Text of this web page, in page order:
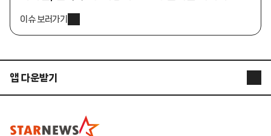
이슈 보러가기
앱 다운받기
STARPOLL